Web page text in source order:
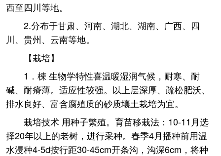
西至四川等地。
2.分布于甘肃、河南、湖北、湖南、广西、四
川、贵州、云南等地。
【栽培】
1．楝 生物学特性喜温暖湿润气候，耐寒、耐
碱、耐瘠薄。适应性较强。以上层深厚、疏松肥沃、
排水良好、富含腐殖质的砂质壤土栽培为宜。
栽培技术 用种子繁殖。育苗移栽法：10-11月选
择20年以上的老树，进行采种。春季4月播种前用温
水浸种4-5d按行距30-45cm开条沟，沟深6cm，将种